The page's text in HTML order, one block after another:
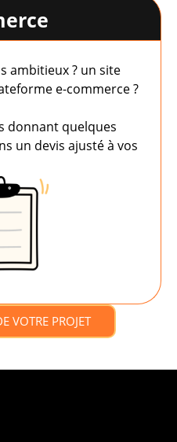
ambitieux ? un site
e-commerce ?
donnant quelques
un devis ajusté à vos
VOTRE PROJET